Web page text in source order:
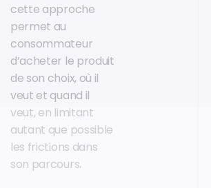
cette approche
permet au
consommateur
d’acheter le produit
de son choix, où il
veut et quand il
veut, en limitant
autant que possible
les frictions dans
son parcours.